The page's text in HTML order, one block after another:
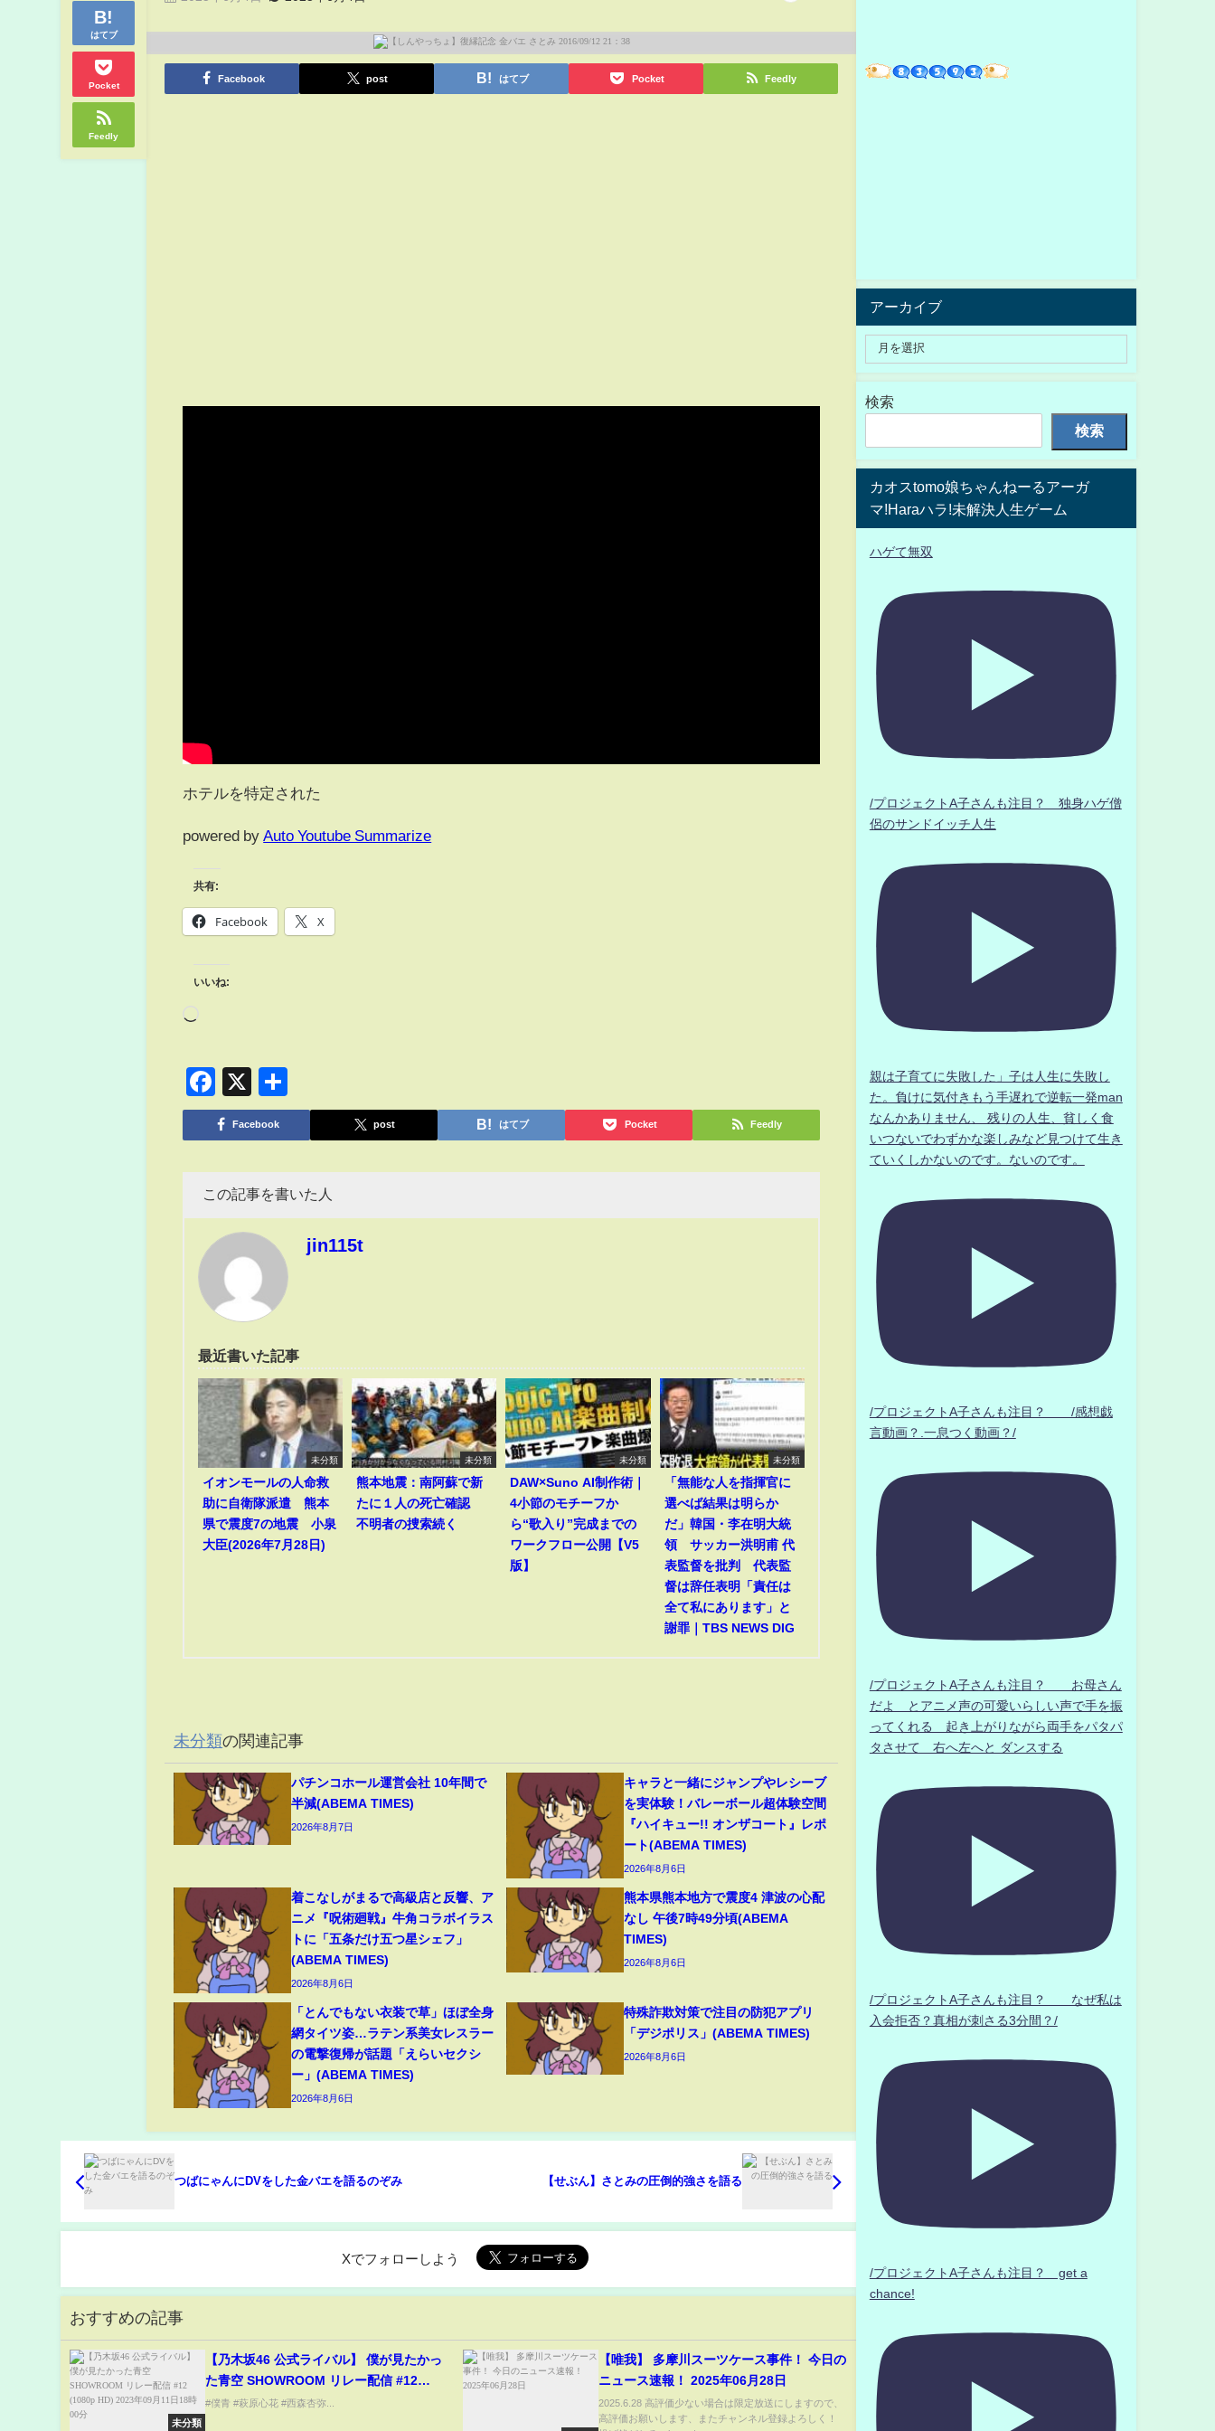
はてブ
Pocket
Feedly
Facebook post はてブ Pocket Feedly
ホテルを特定された
powered by Auto Youtube Summarize
共有:
Facebook X
いいね:
Facebook
X
有
Facebook post はてブ Pocket Feedly
この記事を書いた人
jin115t
最近書いた記事
未分類
イオンモールの人命救
助に自衛隊派遣 熊本
県で震度7の地震 小泉
大臣(2026年7月28日)
未分類
熊本地震：南阿蘇で新
たに１人の死亡確認
不明者の捜索続く
未分類
DAW×Suno AI制作術｜
4小節のモチーフか
ら“歌入り”完成までの
ワークフロー公開【V5
版】
未分類
「無能な人を指揮官に
選べば結果は明らか
だ」韓国・李在明大統
領 サッカー洪明甫 代
表監督を批判 代表監
督は辞任表明「責任は
全て私にあります」と
謝罪｜TBS NEWS DIG
未分類の関連記事
パチンコホール運営会社 10年間で
半減(ABEMA TIMES)
2026年8月7日
キャラと一緒にジャンプやレシーブ
を実体験！バレーボール超体験空間
『ハイキュー!! オンザコート』レポ
ート(ABEMA TIMES)
2026年8月6日
着こなしがまるで高級店と反響、ア
ニメ『呪術廻戦』牛角コラボイラス
トに「五条だけ五つ星シェフ」
(ABEMA TIMES)
2026年8月6日
熊本県熊本地方で震度4 津波の心配
なし 午後7時49分頃(ABEMA
TIMES)
2026年8月6日
「とんでもない衣装で草」ほぼ全身
網タイツ姿…ラテン系美女レスラー
の電撃復帰が話題「えらいセクシ
ー」(ABEMA TIMES)
2026年8月6日
特殊詐欺対策で注目の防犯アプリ
「デジポリス」(ABEMA TIMES)
2026年8月6日
つばにゃんにDVをした金バエを語るのぞみ 【せぶん】さとみの圧倒的強さを語る
Xでフォローしよう
おすすめの記事
未分類
【乃木坂46 公式ライバル】 僕が見たかっ
た青空 SHOWROOM リレー配信 #12
(1080p HD) 2023年09月11日18時00分
#僕青 #萩原心花 #西森杏弥...
【唯我】 多摩川スーツケース事件！ 今日の
ニュース速報！ 2025年06月28日
2025.6.28 高評価少ない場合は限定放送にしますので、
高評価お願いします、またチャンネル登録よろしく！
アーカイブ
検索
検索
カオスtomo娘ちゃんねーるアーガ
マ!Haraハラ!未解決人生ゲーム
ハゲて無双
/プロジェクトA子さんも注目？ 独身ハゲ僧
侶のサンドイッチ人生
親は子育てに失敗した」子は人生に失敗し
た。負けに気付きもう手遅れで逆転一発man
なんかありません、 残りの人生、貧しく食
いつないでわずかな楽しみなど見つけて生き
ていくしかないのです。ないのです。
/プロジェクトA子さんも注目？ /感想戯
言動画？.一息つく動画？/
/プロジェクトA子さんも注目？ お母さん
だよ とアニメ声の可愛いらしい声で手を振
ってくれる 起き上がりながら両手をパタパ
タさせて 右へ左へと ダンスする
/プロジェクトA子さんも注目？ なぜ私は
入会拒否？真相が刺さる3分間？/
/プロジェクトA子さんも注目？ get a
chance!